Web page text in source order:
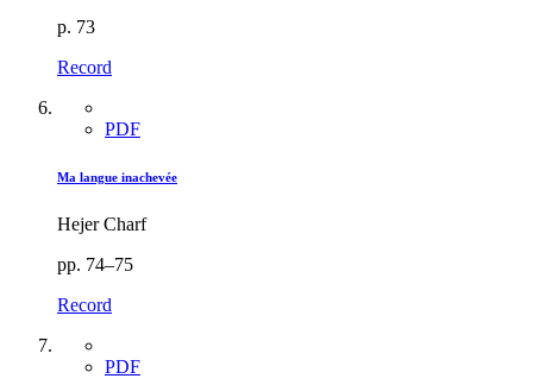
p. 73
Record
PDF
Ma langue inachevée
Hejer Charf
pp. 74–75
Record
PDF